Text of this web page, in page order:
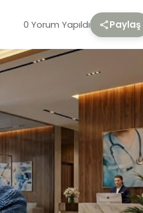
0 Yorum Yapıldı Paylaş